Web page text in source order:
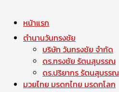
หน้าแรก
ตำนานวันทรงชัย
บริษัท วันทรงชัย จำกัด
ดร.ทรงชัย รัตนสุบรรณ
ดร.ปริยากร รัตนสุบรรณ
มวยไทย มรดกไทย มรดกโลก